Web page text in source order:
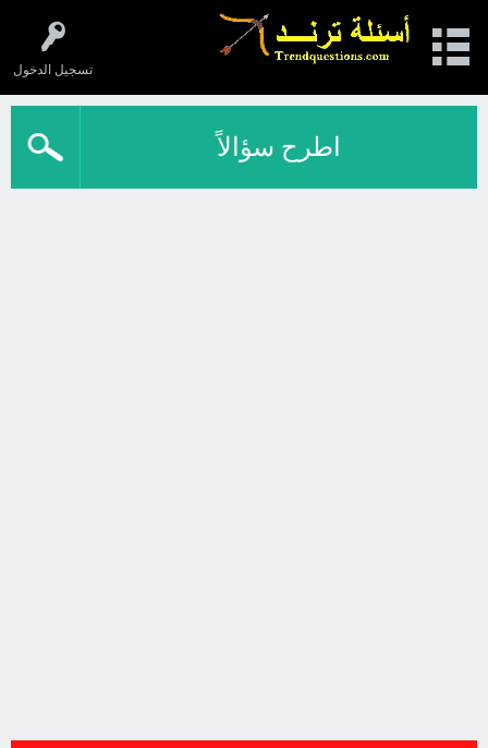
تسجيل الدخول
اطرح سؤالاً